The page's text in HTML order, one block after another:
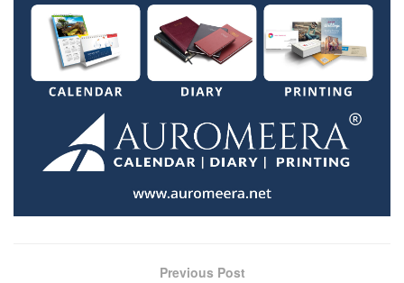
Previous Post